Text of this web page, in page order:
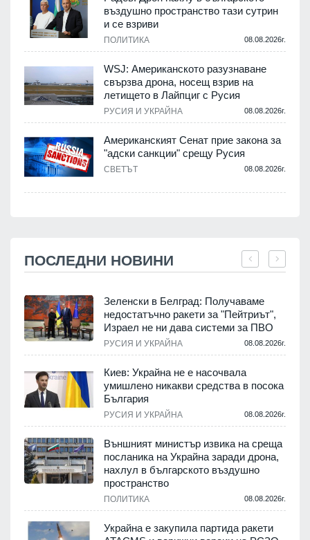
въздушно пространство тази сутрин
и се взриви
ПОЛИТИКА 08.08.2026г.
WSJ: Американското разузнаване
свързва дрона, носещ взрив на
летището в Лайпциг с Русия
РУСИЯ И УКРАЙНА 08.08.2026г.
Американският Сенат прие закона за
"адски санкции" срещу Русия
СВЕТЪТ 08.08.2026г.
ПОСЛЕДНИ НОВИНИ
Зеленски в Белград: Получаваме
недостатъчно ракети за "Пейтриът",
Израел не ни дава системи за ПВО
РУСИЯ И УКРАЙНА 08.08.2026г.
Киев: Украйна не е насочвала
умишлено никакви средства в посока
България
РУСИЯ И УКРАЙНА 08.08.2026г.
Външният министър извика на среща
посланика на Украйна заради дрона,
нахлул в българското въздушно
пространство
ПОЛИТИКА 08.08.2026г.
Украйна е закупила партида ракети